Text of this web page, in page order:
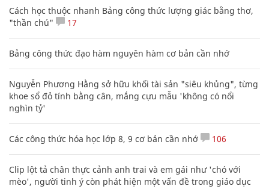
Cách học thuộc nhanh Bảng công thức lượng giác bằng thơ,
"thần chú"
17
Bảng công thức đạo hàm nguyên hàm cơ bản cần nhớ
Nguyễn Phương Hằng sở hữu khối tài sản "siêu khủng", từng
khoe sổ đỏ tính bằng cân, mắng cựu mẫu 'không có nổi
nghìn tỷ'
Các công thức hóa học lớp 8, 9 cơ bản cần nhớ 106
Clip lột tả chân thực cảnh anh trai và em gái như 'chó với
mèo', người tinh ý còn phát hiện một vấn đề trong giáo dục